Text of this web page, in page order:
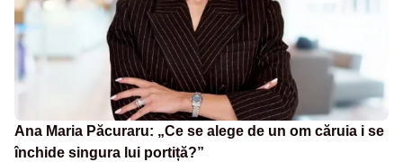
Ana Maria Păcuraru: „Ce se alege de un om căruia i se
închide singura lui portiță?”